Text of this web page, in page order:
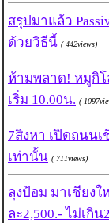
สรุปมาแล้ว
ด้วยวิธีนี้ ( 442views)
ห้ามพลาด! หมูกิโ
เริ่ม 10.00น. (
7สิงหา เปิดถนนเ
เท่านั้น ( 711views)
ลุงป้อม มาเชียงใ
ละ2,500.- ไม่เกิน